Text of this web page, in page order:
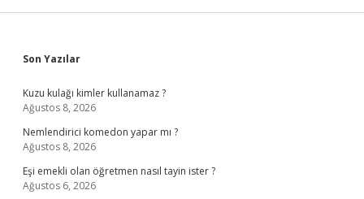
Sidebar
Son Yazılar
Kuzu kulağı kimler kullanamaz ?
Ağustos 8, 2026
Nemlendirici komedon yapar mı ?
Ağustos 8, 2026
Eşi emekli olan öğretmen nasıl tayin ister ?
Ağustos 6, 2026